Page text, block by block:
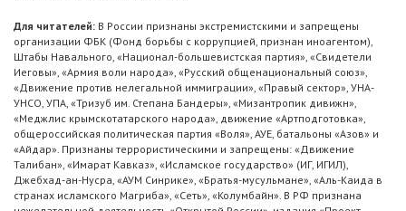
Для читателей: В России признаны экстремистскими и запрещены
организации ФБК (Фонд борьбы с коррупцией, признан иноагентом),
Штабы Навального, «Национал-большевистская партия», «Свидетели
Иеговы», «Армия воли народа», «Русский общенациональный союз»,
«Движение против нелегальной иммиграции», «Правый сектор», УНА-
УНСО, УПА, «Тризуб им. Степана Бандеры», «Мизантропик дивижн»,
«Меджлис крымскотатарского народа», движение «Артподготовка»,
общероссийская политическая партия «Воля», АУЕ, батальоны «Азов» и
«Айдар». Признаны террористическими и запрещены: «Движение
Талибан», «Имарат Кавказ», «Исламское государство» (ИГ, ИГИЛ),
Джебхад-ан-Нусра, «АУМ Синрике», «Братья-мусульмане», «Аль-Каида в
странах исламского Магриба», «Сеть», «Колумбайн». В РФ признана